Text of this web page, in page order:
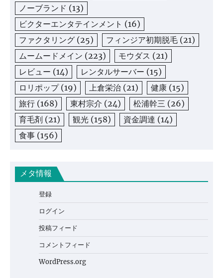
ノーブランド (13)
ビクターエンタテインメント (16)
ファクタリング (25) フィンジア初期脱毛 (21)
ムームードメイン (223) モウダス (21)
レビュー (14) レンタルサーバー (15)
ロリポップ(19) 上倉栄治 (21) 健康 (15)
旅行 (168) 東村宗介 (24) 松浦幹三 (26)
育毛剤 (21) 観光 (158) 資金調達 (14)
食事 (156)
メタ情報
登録
ログイン
投稿フィード
コメントフィード
WordPress.org